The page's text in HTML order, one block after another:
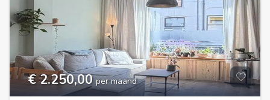
€ 2.250,00 per maand